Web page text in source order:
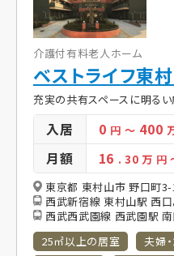
介護付有料老人ホーム
ベストライフ東
充実の共有スペースに明る
入居 0 円 ～ 400
月額 16 . 30万 円
東京都 東村山市 野口町
西武新宿線 東村山駅 西口
西武西武園線 西武園駅 南
25㎡以上の居室
夫婦